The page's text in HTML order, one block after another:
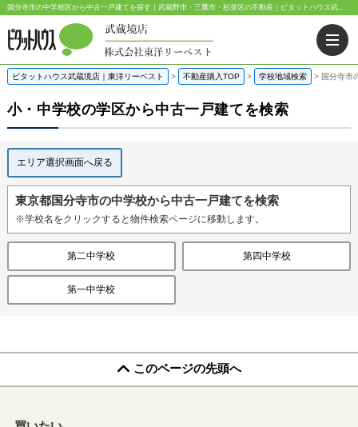
国分寺市の中学校区から中古一戸建てを探す｜武蔵野市・三鷹市・杉並区の不動産｜ピタットハウス武蔵境店・阿佐ヶ谷店
ピタットハウス武蔵境店｜東洋リーベスト > 不動産購入TOP > 学校地域検索 > 国分寺市
小・中学校の学区から中古一戸建てを検索
エリア選択画面へ戻る
東京都国分寺市の中学校から中古一戸建てを検索
※学校名をクリックすると物件検索ページに移動します。
第二中学校 第四中学校
第一中学校
このページの先頭へ